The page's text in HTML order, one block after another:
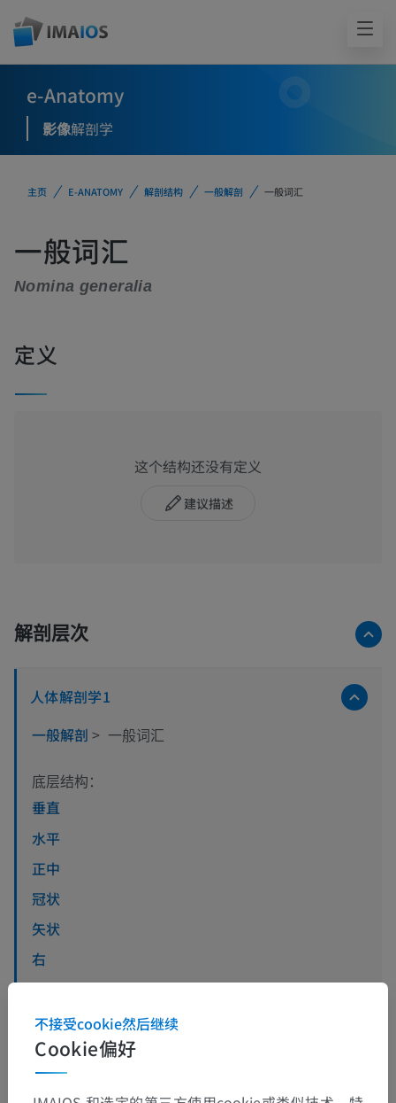
e-Anatomy
影像解剖学
主页 E-ANATOMY 解剖结构 一般解剖 一般词汇
一般词汇
Nomina generalia
定义
这个结构还没有定义
建议描述
解剖层次
人体解剖学1
一般解剖 > 一般词汇
底层结构：
垂直
水平
正中
冠状
矢状
右
左
中间
Cookie偏好
不接受cookie然后继续